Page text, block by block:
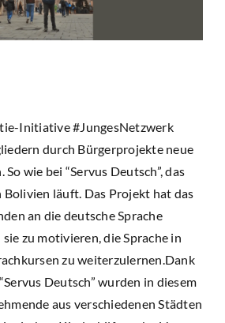
Initiative #JungesNetzwerk
durch Bürgerprojekte neue
wie bei “Servus Deutsch”, das
läuft. Das Projekt hat das
an die deutsche Sprache
zu motivieren, die Sprache in
zu weiterzulernen.Dank
Deutsch” wurden in diesem
aus verschiedenen Städten